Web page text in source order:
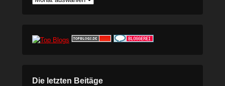
Die letzten Beitäge